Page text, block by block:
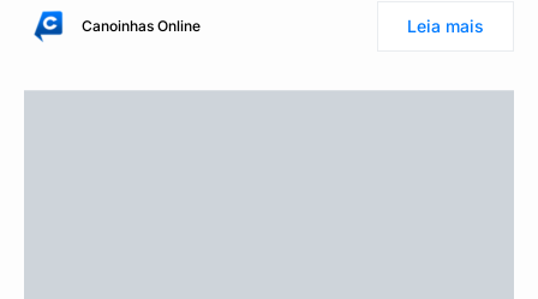
Canoinhas Online Leia mais